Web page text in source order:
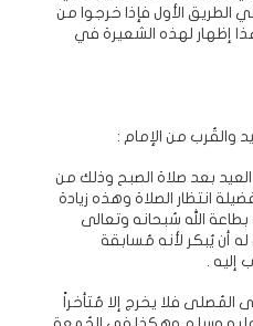
الطريق الأول فإذا خرجوا من
إظهار لهذه الشعيرة في
بعد صلاة الصبح وذلك من
انتظار الصلاة وهذه زيادة
الله سُبحانه وتعالى
أن يُبكر لأنه مُسابقة
إليه .
المُصلى فلا يخرج إلا مُتأخراً